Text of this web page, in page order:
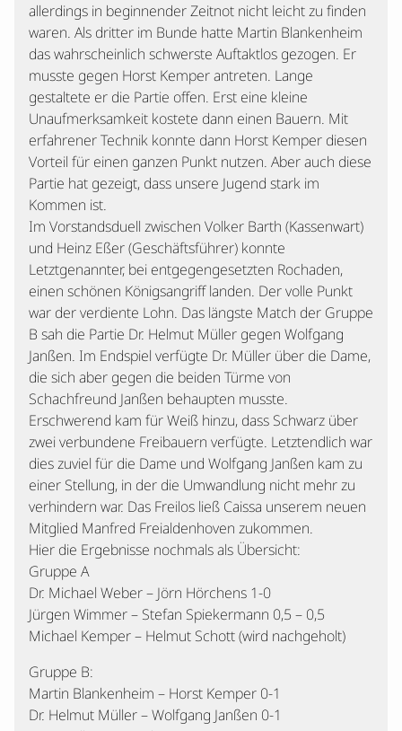
allerdings in beginnender Zeitnot nicht leicht zu finden
waren. Als dritter im Bunde hatte Martin Blankenheim
das wahrscheinlich schwerste Auftaktlos gezogen. Er
musste gegen Horst Kemper antreten. Lange
gestaltete er die Partie offen. Erst eine kleine
Unaufmerksamkeit kostete dann einen Bauern. Mit
erfahrener Technik konnte dann Horst Kemper diesen
Vorteil für einen ganzen Punkt nutzen. Aber auch diese
Partie hat gezeigt, dass unsere Jugend stark im
Kommen ist.
Im Vorstandsduell zwischen Volker Barth (Kassenwart)
und Heinz Eßer (Geschäftsführer) konnte
Letztgenannter, bei entgegengesetzten Rochaden,
einen schönen Königsangriff landen. Der volle Punkt
war der verdiente Lohn. Das längste Match der Gruppe
B sah die Partie Dr. Helmut Müller gegen Wolfgang
Janßen. Im Endspiel verfügte Dr. Müller über die Dame,
die sich aber gegen die beiden Türme von
Schachfreund Janßen behaupten musste.
Erschwerend kam für Weiß hinzu, dass Schwarz über
zwei verbundene Freibauern verfügte. Letztendlich war
dies zuviel für die Dame und Wolfgang Janßen kam zu
einer Stellung, in der die Umwandlung nicht mehr zu
verhindern war. Das Freilos ließ Caissa unserem neuen
Mitglied Manfred Freialdenhoven zukommen.
Hier die Ergebnisse nochmals als Übersicht:
Gruppe A
Dr. Michael Weber – Jörn Hörchens 1-0
Jürgen Wimmer – Stefan Spiekermann 0,5 – 0,5
Michael Kemper – Helmut Schott (wird nachgeholt)
Gruppe B:
Martin Blankenheim – Horst Kemper 0-1
Dr. Helmut Müller – Wolfgang Janßen 0-1